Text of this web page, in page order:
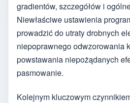
gradientów, szczegółów i
Niewłaściwe ustawienia
prowadzić do utraty drobnych
niepoprawnego odwzorowania
powstawania niepożądanych
pasmowanie.
Kolejnym kluczowym